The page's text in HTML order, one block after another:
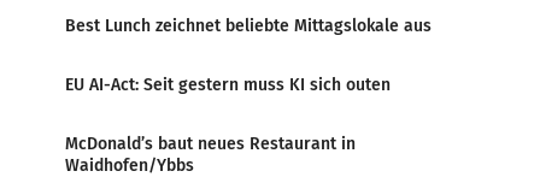
Best Lunch zeichnet beliebte Mittagslokale aus
EU AI-Act: Seit gestern muss KI sich outen
McDonald’s baut neues Restaurant in
Waidhofen/Ybbs